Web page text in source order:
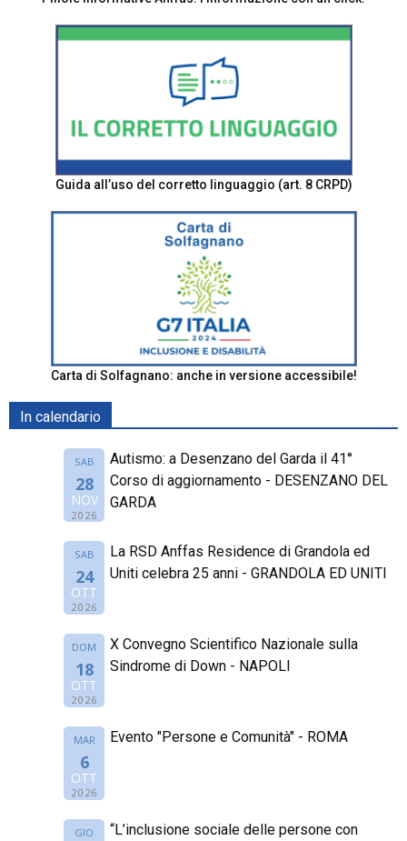
Guida all’uso del corretto linguaggio (art. 8 CRPD)
Carta di Solfagnano: anche in versione accessibile!
In calendario
SAB
28
NOV
2026
Autismo: a Desenzano del Garda il 41°
Corso di aggiornamento - DESENZANO DEL
GARDA
SAB
24
OTT
2026
La RSD Anffas Residence di Grandola ed
Uniti celebra 25 anni - GRANDOLA ED UNITI
DOM
18
OTT
2026
X Convegno Scientifico Nazionale sulla
Sindrome di Down - NAPOLI
MAR
6
OTT
2026
Evento "Persone e Comunità" - ROMA
GIO
“L’inclusione sociale delle persone con